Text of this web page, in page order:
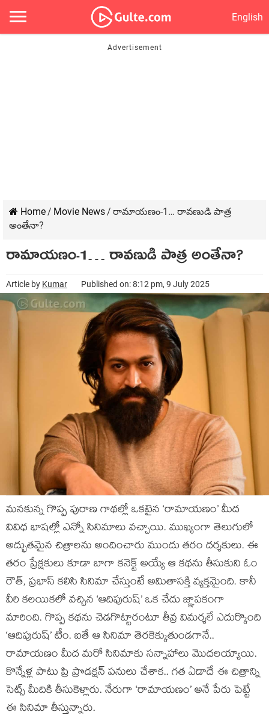
English
Home/ Movie News/ రామాయణం-1… రావణుడి పాత్ర
అంతేనా?
రామాయణం-1… రావణుడి పాత్ర అంతేనా?
Article by Kumar Published on: 8:12 pm, 9 July 2025
మనకున్న గొప్ప పురాణ గాథల్లో ఒకటైన ‘రామాయణం’ మీద
వివిధ భాషల్లో ఎన్నో సినిమాలు వచ్చాయి. ముఖ్యంగా తెలుగులో
అద్భుతమైన చిత్రాలను అందించారు ముందు తరం దర్శకులు. ఈ
తరం ప్రేక్షకులు కూడా బాగా కనెక్ట్ అయ్యే ఆ కథను తీసుకుని ఓం
రౌత్, ప్రభాస్ కలిసి సినిమా చేస్తుంటే అమితాసక్తి వ్యక్తమైంది. కానీ
వీరి కలయికలో వచ్చిన ‘ఆదిపురుష్’ ఒక చేదు జ్ఞాపకంగా
మారింది. గొప్ప కథను చెడగొట్టారంటూ తీవ్ర విమర్శలే ఎదుర్కొంది
‘ఆదిపురుష్’ టీం. ఐతే ఆ సినిమా తెరకెక్కుతుండగానే..
రామాయణం మీద మరో సినిమాకు సన్నాహాలు మొదలయ్యాయి.
కొన్నేళ్ల పాటు ప్రి ప్రొడక్షన్ పనులు చేశాక.. గత ఏడాదే ఈ చిత్రాన్ని
సెట్స్ మీదికి తీసుకెళ్లారు. నేరుగా ‘రామాయణం’ అనే పేరు పెట్టే
ఈ సినిమా తీస్తున్నారు.